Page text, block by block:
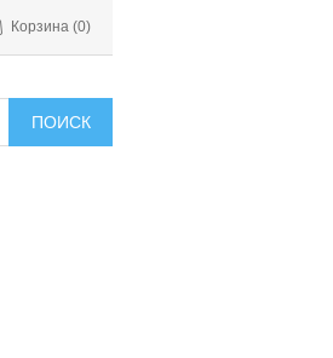
Корзина (0)
ПОИСК